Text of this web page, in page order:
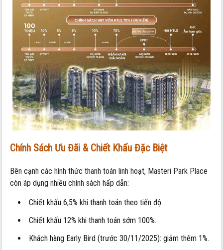
Chính Sách Ưu Đãi & Chiết Khấu Đặc Biệt
Bên cạnh các hình thức thanh toán linh hoạt, Masteri Park Place
còn áp dụng nhiều chính sách hấp dẫn:
Chiết khấu 6,5% khi thanh toán theo tiến độ.
Chiết khấu 12% khi thanh toán sớm 100%.
Khách hàng Early Bird (trước 30/11/2025): giảm thêm 1%.